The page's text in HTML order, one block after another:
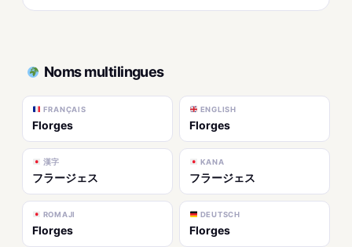
Noms multilingues
FRANÇAIS
Florges
ENGLISH
Florges
漢字
フラージェス
KANA
フラージェス
ROMAJI
Florges
DEUTSCH
Florges